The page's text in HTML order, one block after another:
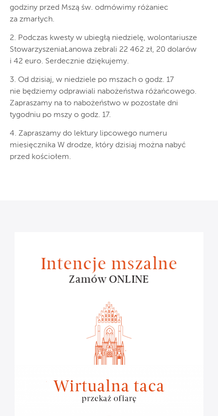
godziny przed Mszą św. odmówimy różaniec
za zmarłych.
2. Podczas kwesty w ubiegłą niedzielę, wolontariusze
StowarzyszeniaŁanowa zebrali 22 462 zł, 20 dolarów
i 42 euro. Serdecznie dziękujemy.
3. Od dzisiaj, w niedziele po mszach o godz. 17
nie będziemy odprawiali nabożeństwa różańcowego.
Zapraszamy na to nabożeństwo w pozostałe dni
tygodniu po mszy o godz. 17.
4. Zapraszamy do lektury lipcowego numeru
miesięcznika W drodze, który dzisiaj można nabyć
przed kościołem.